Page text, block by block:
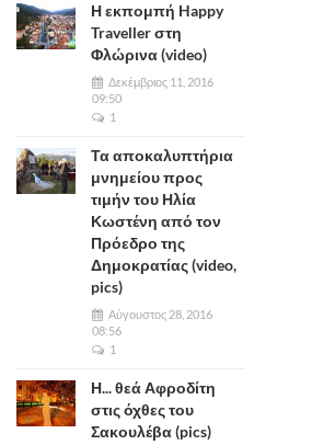
Η εκπομπή Happy
Traveller στη
Φλώρινα (video)
Δεκέμβριος 11, 2016
09:50
1
Τα αποκαλυπτήρια
μνημείου προς
τιμήν του Ηλία
Κωστένη από τον
Πρόεδρο της
Δημοκρατίας (video,
pics)
Αύγουστος 28, 2016
08:56
1
Η... θεά Αφροδίτη
στις όχθες του
Σακουλέβα (pics)